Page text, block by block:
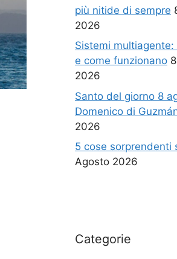
più nitide di sempre
2026
Sistemi multiagente:
e come funzionano
2026
Santo del giorno 8
Domenico di
2026
5 cose sorprendenti
Agosto 2026
Categorie